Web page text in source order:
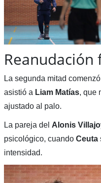
Reanudación
La segunda mitad
asistió a Liam Matías, que
ajustado al palo.
La pareja del Alonis
psicológico, cuando Ceuta
intensidad.